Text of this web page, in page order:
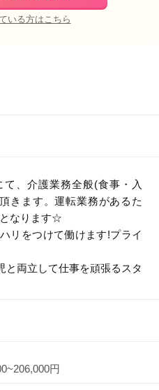
いる方はこちら
、介護業務全般(食事・入
きます。運転業務があるた
なります☆
リをつけて働けます!プライ
と両立して仕事を頑張るスタ
円